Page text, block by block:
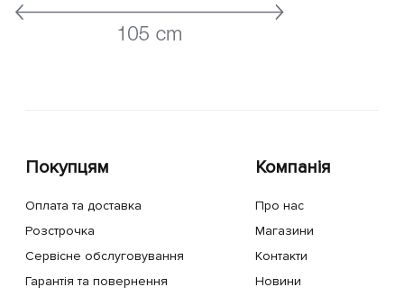
Покупцям
Оплата та доставка
Розстрочка
Сервісне обслуговування
Гарантія та повернення
Компанія
Про нас
Магазини
Контакти
Новини